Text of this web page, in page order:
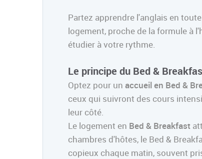
Partez apprendre l'anglais en
logement, proche de la formule à
étudier à votre rythme.
Le principe du Bed &
Optez pour un accueil en Bed &
ceux qui suivront des cours
leur côté.
Le logement en Bed & Breakfast
chambres d'hôtes, le Bed &
copieux chaque matin, souvent